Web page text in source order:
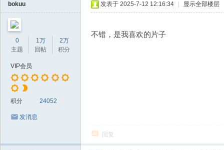
bokuu
0
主题
1万
回帖
2万
积分
VIP会员
积分 24052
发消息
发表于 2025-7-12 12:16:34 显示全部楼层
不错，是我喜欢的片子
回复